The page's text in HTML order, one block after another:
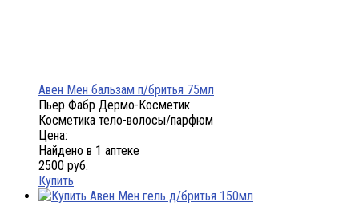
Авен Мен бальзам п/бритья 75мл
Пьер Фабр Дермо-Косметик
Косметика тело-волосы/парфюм
Цена:
Найдено в 1 аптеке
2500 руб.
Купить